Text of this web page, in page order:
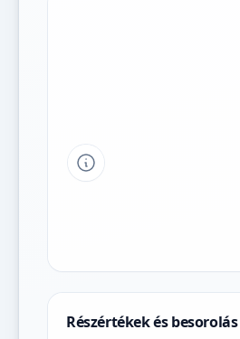
Tipp a grafikon
Részértékek és besorolás